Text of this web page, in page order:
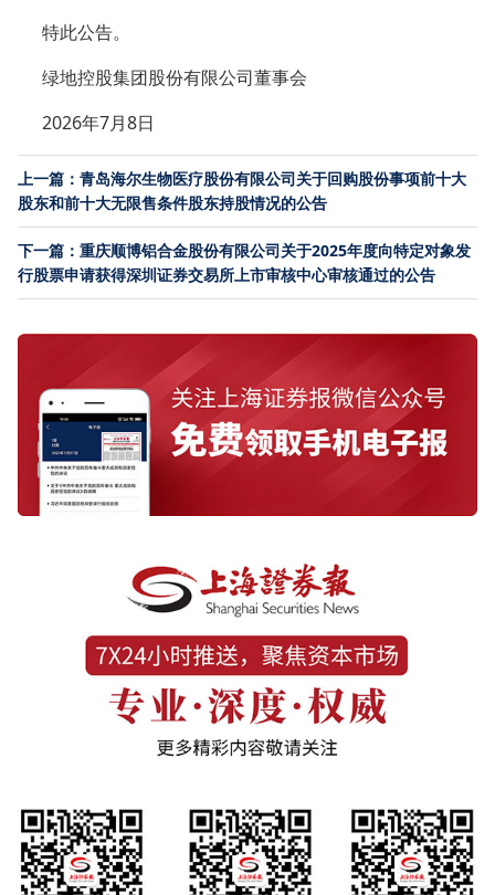
特此公告。
绿地控股集团股份有限公司董事会
2026年7月8日
上一篇：青岛海尔生物医疗股份有限公司关于回购股份事项前十大
股东和前十大无限售条件股东持股情况的公告
下一篇：重庆顺博铝合金股份有限公司关于2025年度向特定对象发
行股票申请获得深圳证券交易所上市审核中心审核通过的公告